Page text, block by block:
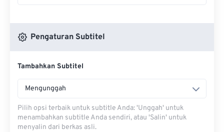
Pengaturan Subtitel
Tambahkan Subtitel
Mengunggah
Pilih opsi terbaik untuk subtitle Anda: 'Unggah' untuk
menambahkan subtitle Anda sendiri, atau 'Salin' untuk
menyalin dari berkas asli.